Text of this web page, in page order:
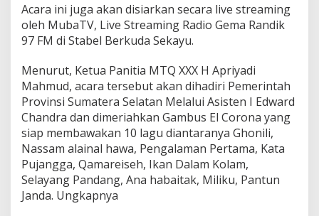
s
P
r
s
a
s
i
a
n
S
u
k
s
Acara ini juga akan disiarkan secara live streaming
oleh MubaTV, Live Streaming Radio Gema Randik
97 FM di Stabel Berkuda Sekayu.
Menurut, Ketua Panitia MTQ XXX H Apriyadi
Mahmud, acara tersebut akan dihadiri Pemerintah
Provinsi Sumatera Selatan Melalui Asisten I Edward
Chandra dan dimeriahkan Gambus El Corona yang
siap membawakan 10 lagu diantaranya Ghonili,
Nassam alainal hawa, Pengalaman Pertama, Kata
Pujangga, Qamareiseh, Ikan Dalam Kolam,
Selayang Pandang, Ana habaitak, Miliku, Pantun
Janda. Ungkapnya